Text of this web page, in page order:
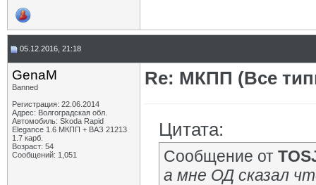
05.12.2016, 21:18
GenaM
Banned
Регистрация: 22.06.2014
Адрес: Волгоградская обл.
Автомобиль: Skoda Rapid
Elegance 1.6 МКПП + ВАЗ 21213
1.7 карб.
Возраст: 54
Сообщений: 1,051
Re: МКПП (Все
Цитата:
Сообщение от
а мне ОД сказал